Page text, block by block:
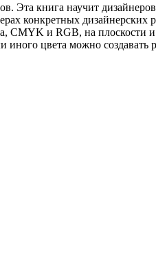
Эта книга научит
конкретных дизайнерских
CMYK и RGB, на плоскости
иного цвета можно